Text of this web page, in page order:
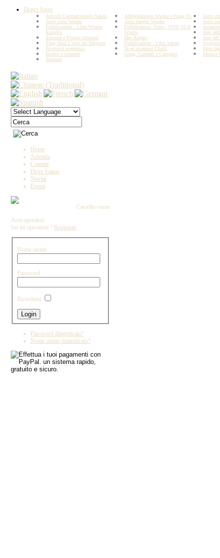
Drago Sport
Articoli Combattimento Sanda Abbigliamento Wushu e Kung Fu
Armi
Armi corte Wushu
Armi lunghe Wushu
Armi
Pubblicazioni - Libri Wushu
KungFu
Pubblicazioni Video - DVD VCD
Wushu
Arte
Statuine e Pitture Orientali
Idee Regalo
Arte del
Feng Shui L'Arte del Disporre
Pubblicazioni - Libri Salute
Accessori magnetici
Te ed accessori ChaYi
Sfere
Incensi e cosmesi
Gong, Cimbali e Campane
Musica
Tamburi
Home
Azienda
Contatti
Dove Siamo
Novità
Eventi
Carrello vuoto
Area operatori
Sei un operatore ? Registrati
Nome utente
Password
Ricordami
Password dimenticata?
Nome utente dimenticato?